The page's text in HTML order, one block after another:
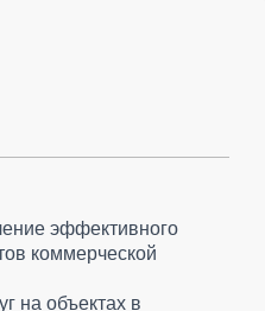
эффективного
коммерческой
на объектах в